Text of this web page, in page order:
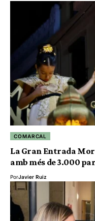
COMARCAL
La Gran Entrada
amb més de 3.000
PorJavier Ruiz